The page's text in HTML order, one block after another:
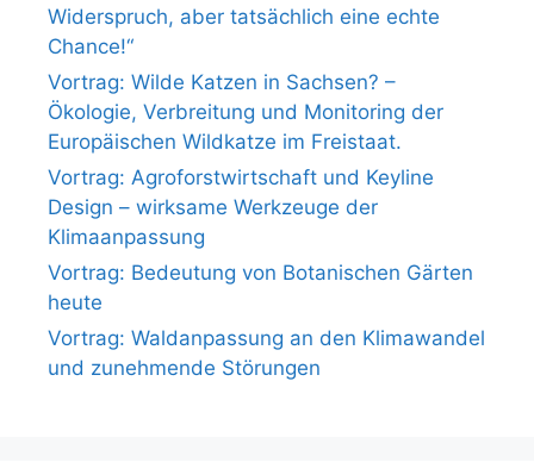
Widerspruch, aber tatsächlich eine echte
Chance!“
Vortrag: Wilde Katzen in Sachsen? –
Ökologie, Verbreitung und Monitoring der
Europäischen Wildkatze im Freistaat.
Vortrag: Agroforstwirtschaft und Keyline
Design – wirksame Werkzeuge der
Klimaanpassung
Vortrag: Bedeutung von Botanischen Gärten
heute
Vortrag: Waldanpassung an den Klimawandel
und zunehmende Störungen